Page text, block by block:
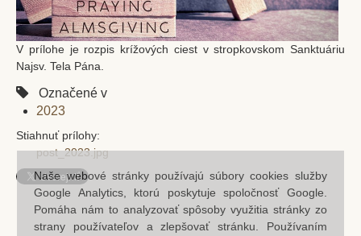
Kalvária
CZŠ sv. Petra a Pavla
Komunitné centrum
Dom detí Božieho milosrdenstva
Ochrana osobných údajov
Aktuality
Spoločenstvá
Bratstvo sv. ruženca
V prílohe je rozpis krížových ciest v stropkovskom Sanktuáriu
Najsv. Tela Pána.
Označené v
2023
Stiahnuť prílohy:
post_2023.jpg
Naše webové stránky používajú súbory cookies služby
Google Analytics, ktorú poskytuje spoločnosť Google.
Pomáha nám to analyzovať spôsoby využitia stránky zo
strany používateľov a zlepšovať stránku. Používaním